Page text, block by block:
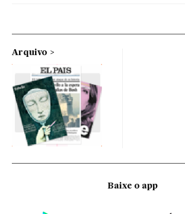
Arquivo
Baixe o app